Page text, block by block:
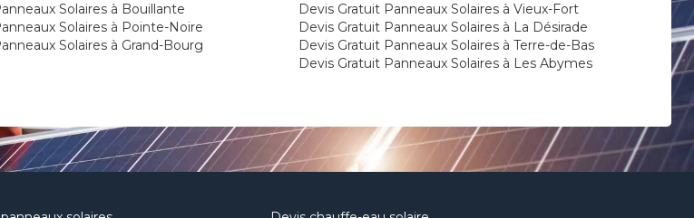
Solaires à Bouillante
Solaires à Pointe-Noire
Solaires à Grand-Bourg
Devis Gratuit Panneaux Solaires à Vieux-Fort
Devis Gratuit Panneaux Solaires à La Désirade
Devis Gratuit Panneaux Solaires à Terre-de-Bas
Devis Gratuit Panneaux Solaires à Les Abymes